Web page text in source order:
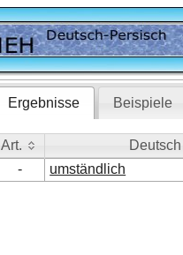
Ergebnisse Beispiele
Art. Deutsch
- umständlich